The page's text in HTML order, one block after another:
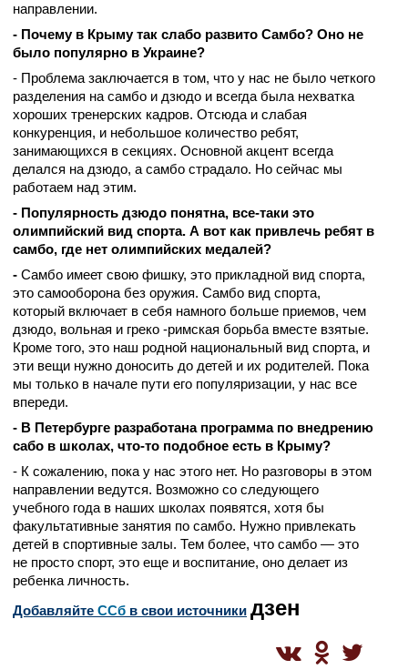
направлении.
- Почему в Крыму так слабо развито Самбо? Оно не
было популярно в Украине?
- Проблема заключается в том, что у нас не было четкого
разделения на самбо и дзюдо и всегда была нехватка
хороших тренерских кадров. Отсюда и слабая
конкуренция, и небольшое количество ребят,
занимающихся в секциях. Основной акцент всегда
делался на дзюдо, а самбо страдало. Но сейчас мы
работаем над этим.
- Популярность дзюдо понятна, все-таки это
олимпийский вид спорта. А вот как привлечь ребят в
самбо, где нет олимпийских медалей?
- Самбо имеет свою фишку, это прикладной вид спорта,
это самооборона без оружия. Самбо вид спорта,
который включает в себя намного больше приемов, чем
дзюдо, вольная и греко -римская борьба вместе взятые.
Кроме того, это наш родной национальный вид спорта, и
эти вещи нужно доносить до детей и их родителей. Пока
мы только в начале пути его популяризации, у нас все
впереди.
- В Петербурге разработана программа по внедрению
сабо в школах, что-то подобное есть в Крыму?
- К сожалению, пока у нас этого нет. Но разговоры в этом
направлении ведутся. Возможно со следующего
учебного года в наших школах появятся, хотя бы
факультативные занятия по самбо. Нужно привлекать
детей в спортивные залы. Тем более, что самбо — это
не просто спорт, это еще и воспитание, оно делает из
ребенка личность.
Добавляйте CСб в свои источники дзен